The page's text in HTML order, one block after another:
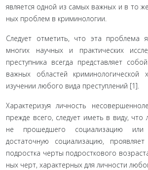
является одной из самых важных и в то
ных проблем в криминологии.
Следует отметить, что эта про­блема
многих научных и практических
преступника всегда представляет
важных областей криминологической
изучении любого вида преступлений [1].
Характеризуя личность
прежде всего, следует иметь в виду, что
не прошедшего социализацию
достаточную социализацию,
подростка черты подросткового
ных черт, характерных для личности